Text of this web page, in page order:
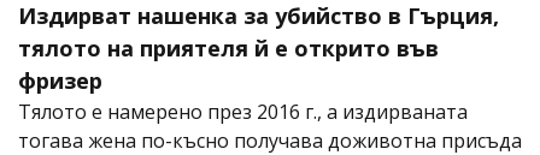
Издирват нашенка за убийство в Гърция,
тялото на приятеля й е открито във
фризер
Тялото е намерено през 2016 г., а издирваната
тогава жена по-късно получава доживотна присъда